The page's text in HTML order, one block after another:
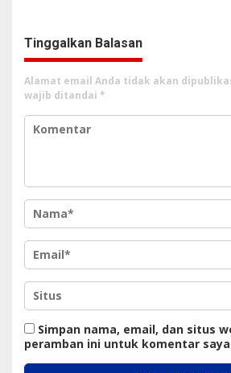
Tinggalkan Balasan
Alamat email Anda tidak akan
wajib ditandai *
Simpan nama, email, dan situs
peramban ini untuk komentar